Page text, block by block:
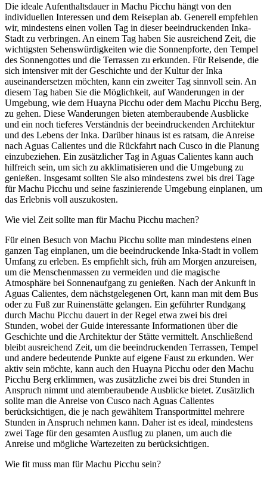
Die ideale Aufenthaltsdauer in Machu Picchu hängt von den
individuellen Interessen und dem Reiseplan ab. Generell empfehlen
wir, mindestens einen vollen Tag in dieser beeindruckenden Inka-
Stadt zu verbringen. An einem Tag haben Sie ausreichend Zeit, die
wichtigsten Sehenswürdigkeiten wie die Sonnenpforte, den Tempel
des Sonnengottes und die Terrassen zu erkunden. Für Reisende, die
sich intensiver mit der Geschichte und der Kultur der Inka
auseinandersetzen möchten, kann ein zweiter Tag sinnvoll sein. An
diesem Tag haben Sie die Möglichkeit, auf Wanderungen in der
Umgebung, wie dem Huayna Picchu oder dem Machu Picchu Berg,
zu gehen. Diese Wanderungen bieten atemberaubende Ausblicke
und ein noch tieferes Verständnis der beeindruckenden Architektur
und des Lebens der Inka. Darüber hinaus ist es ratsam, die Anreise
nach Aguas Calientes und die Rückfahrt nach Cusco in die Planung
einzubeziehen. Ein zusätzlicher Tag in Aguas Calientes kann auch
hilfreich sein, um sich zu akklimatisieren und die Umgebung zu
genießen. Insgesamt sollten Sie also mindestens zwei bis drei Tage
für Machu Picchu und seine faszinierende Umgebung einplanen, um
das Erlebnis voll auszukosten.
Wie viel Zeit sollte man für Machu Picchu machen?
Für einen Besuch von Machu Picchu sollte man mindestens einen
ganzen Tag einplanen, um die beeindruckende Inka-Stadt in vollem
Umfang zu erleben. Es empfiehlt sich, früh am Morgen anzureisen,
um die Menschenmassen zu vermeiden und die magische
Atmosphäre bei Sonnenaufgang zu genießen. Nach der Ankunft in
Aguas Calientes, dem nächstgelegenen Ort, kann man mit dem Bus
oder zu Fuß zur Ruinenstätte gelangen. Ein geführter Rundgang
durch Machu Picchu dauert in der Regel etwa zwei bis drei
Stunden, wobei der Guide interessante Informationen über die
Geschichte und die Architektur der Stätte vermittelt. Anschließend
bleibt ausreichend Zeit, um die beeindruckenden Terrassen, Tempel
und andere bedeutende Punkte auf eigene Faust zu erkunden. Wer
aktiv sein möchte, kann auch den Huayna Picchu oder den Machu
Picchu Berg erklimmen, was zusätzliche zwei bis drei Stunden in
Anspruch nimmt und atemberaubende Ausblicke bietet. Zusätzlich
sollte man die Anreise von Cusco nach Aguas Calientes
berücksichtigen, die je nach gewähltem Transportmittel mehrere
Stunden in Anspruch nehmen kann. Daher ist es ideal, mindestens
zwei Tage für den gesamten Ausflug zu planen, um auch die
Anreise und mögliche Wartezeiten zu berücksichtigen.
Wie fit muss man für Machu Picchu sein?